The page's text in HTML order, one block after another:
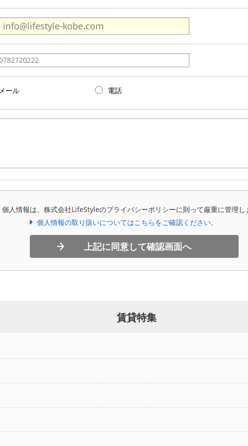
メール 電話
個人情報は、株式会社LifeStyleのプライバシーポリシーに則って厳重に管理し
個人情報の取り扱いについてはこちらをご確認ください。
上記に同意して確認画面へ
賃貸特集